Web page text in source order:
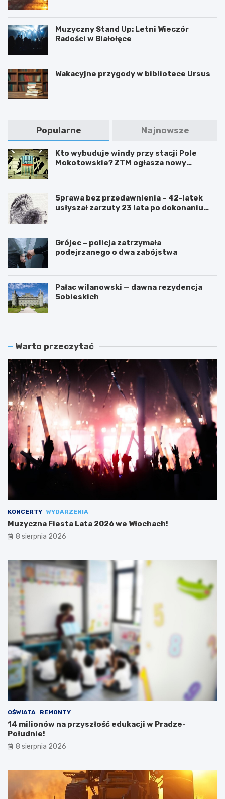
Muzyczny Stand Up: Letni Wieczór
Radości w Białołęce
Wakacyjne przygody w bibliotece Ursus
Popularne Najnowsze
Kto wybuduje windy przy stacji Pole
Mokotowskie? ZTM ogłasza nowy
Sprawa bez przedawnienia – 42-latek
usłyszał zarzuty 23 lata po dokonaniu
Grójec – policja zatrzymała
podejrzanego o dwa zabójstwa
Pałac wilanowski — dawna rezydencja
Sobieskich
Warto przeczytać
KONCERTY WYDARZENIA
Muzyczna Fiesta Lata 2026 we Włochach!
8 sierpnia 2026
OŚWIATA REMONTY
14 milionów na przyszłość edukacji w Pradze-
Południe!
8 sierpnia 2026